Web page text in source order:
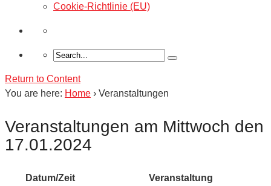
Cookie-Richtlinie (EU)
Return to Content
You are here: Home › Veranstaltungen
Veranstaltungen am Mittwoch den
17.01.2024
Datum/Zeit Veranstaltung